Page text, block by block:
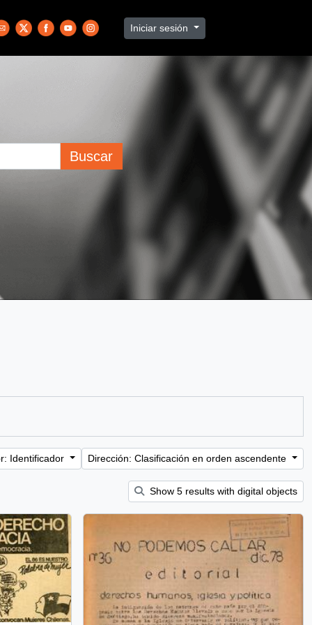
Iniciar sesión
Buscar
Identificador Dirección: Clasificación en orden ascendente
Show 5 results with digital objects